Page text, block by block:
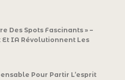
Des Spots Fascinants » –
Et IA Révolutionnent Les
Pour Partir L’esprit